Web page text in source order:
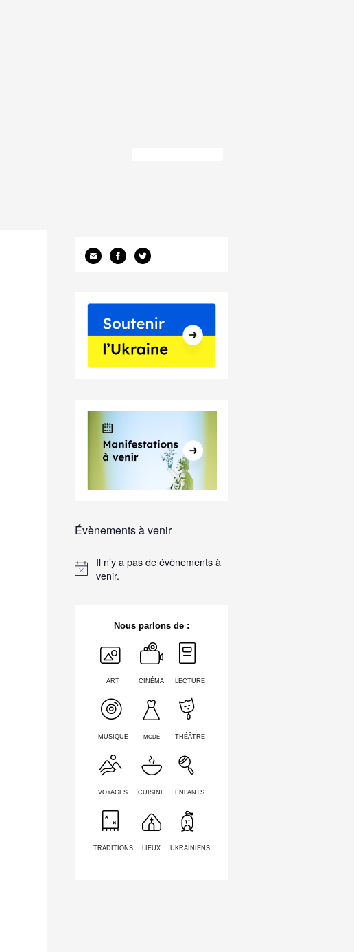
Évènements à venir
Il n’y a pas de évènements à
venir.
Nous parlons de :
ART CINÉMA LECTURE
MUSIQUE MODE THÉÂTRE
VOYAGES CUISINE ENFANTS
TRADITIONS LIEUX UKRAINIENS